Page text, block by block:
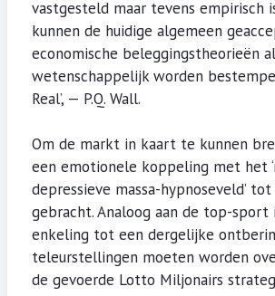
vastgesteld maar tevens empirisch
kunnen de huidige algemeen
economische beleggingstheorieën
wetenschappelijk worden
Real’, — P.Q. Wall.
Om de markt in kaart te kunnen
een emotionele koppeling met het
depressieve massa-hypnoseveld’
gebracht. Analoog aan de top-sport
enkeling tot een dergelijke
teleurstellingen moeten worden
de gevoerde Lotto Miljonairs